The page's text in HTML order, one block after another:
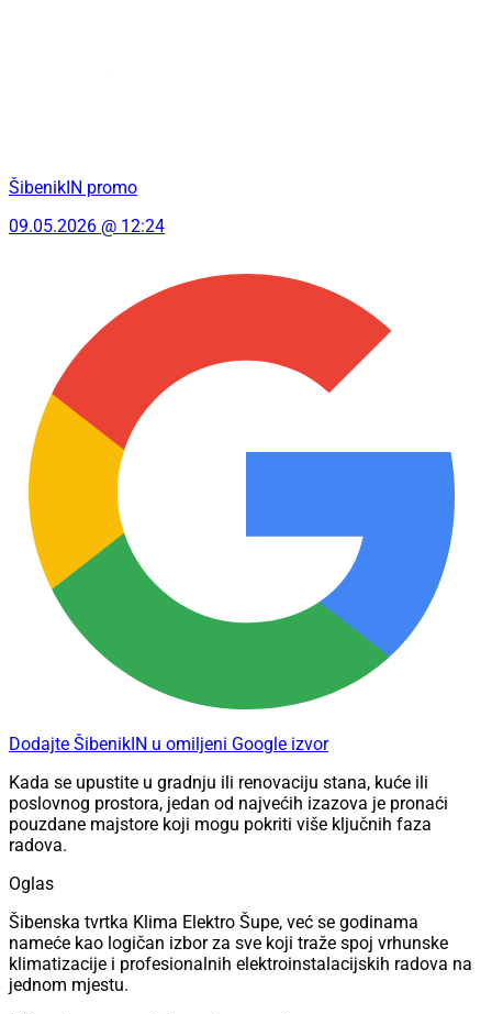
ŠibenikIN promo
09.05.2026 @ 12:24
Dodajte ŠibenikIN u omiljeni Google izvor
Kada se upustite u gradnju ili renovaciju stana, kuće ili
poslovnog prostora, jedan od najvećih izazova je pronaći
pouzdane majstore koji mogu pokriti više ključnih faza
radova.
Oglas
Šibenska tvrtka Klima Elektro Šupe, već se godinama
nameće kao logičan izbor za sve koji traže spoj vrhunske
klimatizacije i profesionalnih elektroinstalacijskih radova na
jednom mjestu.